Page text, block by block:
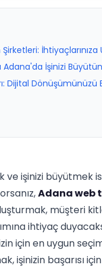
Adana'da İşinizi Büyütün
Dijital Dönüşümünüzü
ve işinizi büyütmek
Adana web
müşteri
ihtiyaç
için en uygun
işinizin başarısı